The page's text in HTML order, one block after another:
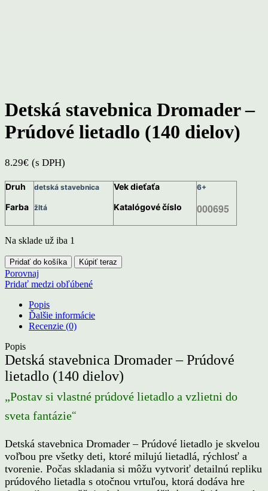
Detská stavebnica Dromader –
Prúdové lietadlo (140 dielov)
8.29€ (s DPH)
Druh
Farba
detská stavebnica
žltá
Vek dieťaťa
Katalógové číslo
6+
000695
Na sklade už iba 1
množstvo
Detská
stavebnica
Prúdové
lietadlo
dielov)
Pridať do košíka Kúpiť teraz
Porovnaj
Pridať medzi obľúbené
Popis
Ďalšie informácie
Recenzie (0)
Popis
Detská stavebnica Dromader – Prúdové
lietadlo (140 dielov)
„Postav si vlastné prúdové lietadlo a vzlietni do
sveta fantázie“
Detská stavebnica Dromader – Prúdové lietadlo je skvelou
voľbou pre všetky deti, ktoré milujú lietadlá, rýchlosť a
tvorenie. Počas skladania si môžu vytvoriť detailnú repliku
prúdového lietadla s otočnou vrtuľou, ktorá dodáva hre